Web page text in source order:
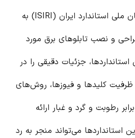
ایران، استانداردهای سازمان ملی استاندارد ایران (ISIRI) به
و نصب تابلوهای برق مورد
استانداردها، جزئیات دقیقی را در
ظرفیت کلیدها و فیوزها، روش‌های
رطوبت و گرد و غبار ارائه
استانداردها می‌تواند منجر به رد